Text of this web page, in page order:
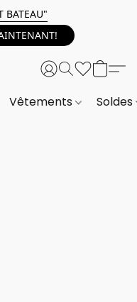
BATEAU"
Vêtements Soldes